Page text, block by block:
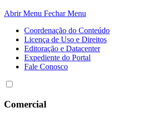
Abrir Menu Fechar Menu
Coordenação do Conteúdo
Licença de Uso e Direitos
Editoração e Datacenter
Expediente do Portal
Fale Conosco
Comercial